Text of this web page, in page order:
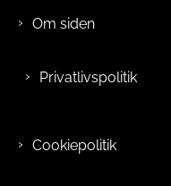
Om siden
Privatlivspolitik
Cookiepolitik